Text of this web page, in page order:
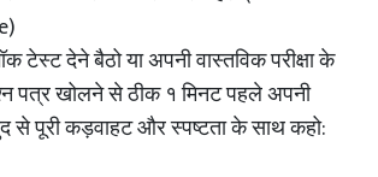
टेस्ट देने बैठो या अपनी वास्तविक परीक्षा के
पत्र खोलने से ठीक १ मिनट पहले अपनी
पूरी कड़वाहट और स्पष्टता के साथ कहो: